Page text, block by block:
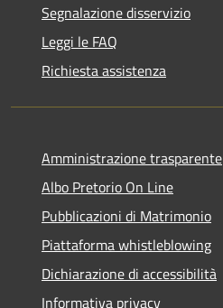
Segnalazione disservizio
Leggi le FAQ
Richiesta assistenza
Amministrazione trasparente
Albo Pretorio On Line
Pubblicazioni di Matrimonio
Piattaforma whistleblowing
Dichiarazione di accessibilità
Informativa privacy